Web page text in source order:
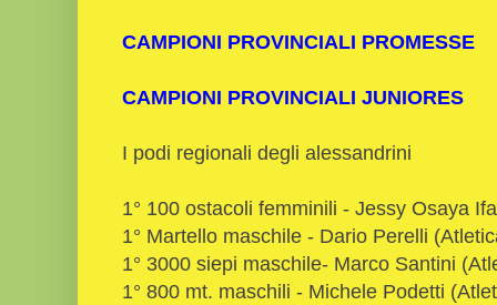
CAMPIONI PROVINCIALI PROMESSE
CAMPIONI PROVINCIALI JUNIORES
I podi regionali degli alessandrini
1° 100 ostacoli femminili - Jessy Osaya
1° Martello maschile - Dario Perelli
1° 3000 siepi maschile- Marco Santini
1° 800 mt. maschili - Michele Podetti